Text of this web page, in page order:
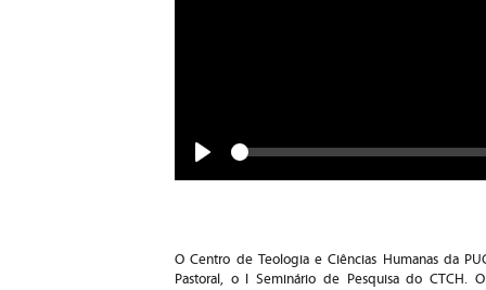
Seek
O Centro de Teologia e Ciências Humanas da
Pastoral, o I Seminário de Pesquisa do CTCH.